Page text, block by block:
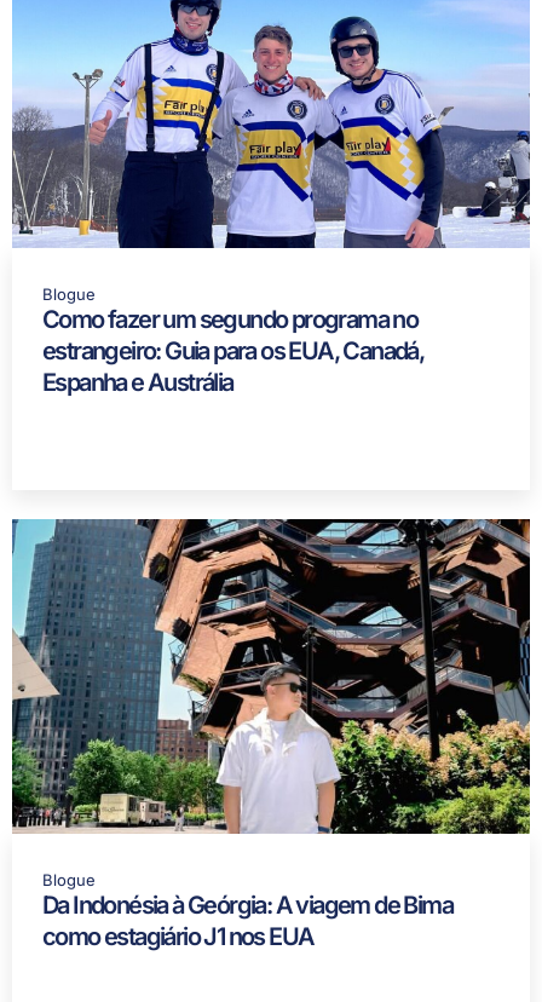
Blogue
Como fazer um segundo programa no
estrangeiro: Guia para os EUA, Canadá,
Espanha e Austrália
Blogue
Da Indonésia à Geórgia: A viagem de Bima
como estagiário J1 nos EUA